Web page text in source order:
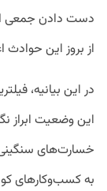
دست دادن جمعی از
از بروز این حوادث
در این بیانیه،
این وضعیت ابراز
خسارت‌های
به کسب‌وکارهای